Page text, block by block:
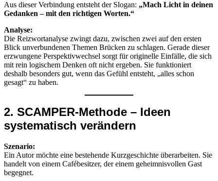
Aus dieser Verbindung entsteht der Slogan: „Mach Licht in deinen
Gedanken – mit den richtigen Worten.“
Analyse:
Die Reizwortanalyse zwingt dazu, zwischen zwei auf den ersten
Blick unverbundenen Themen Brücken zu schlagen. Gerade dieser
erzwungene Perspektivwechsel sorgt für originelle Einfälle, die sich
mit rein logischem Denken oft nicht ergeben. Sie funktioniert
deshalb besonders gut, wenn das Gefühl entsteht, „alles schon
gesagt“ zu haben.
2. SCAMPER-Methode – Ideen
systematisch verändern
Szenario:
Ein Autor möchte eine bestehende Kurzgeschichte überarbeiten. Sie
handelt von einem Cafébesitzer, der einem geheimnisvollen Gast
begegnet.